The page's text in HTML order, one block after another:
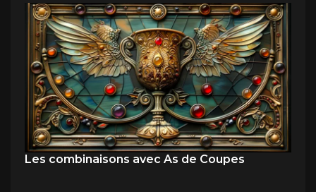
Les combinaisons avec As de Coupes